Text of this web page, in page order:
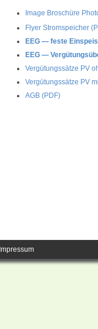
Image Broschüre
Flyer Stromspeicher
EEG — feste
EEG —
Vergütungssätze PV
Vergütungssätze PV
AGB (PDF)
Impressum